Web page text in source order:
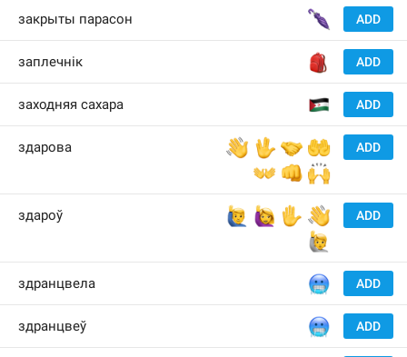
ADD
🌂
закрыты парасон
ADD
🎒
заплечнік
ADD
заходняя сахара
ADD
👋
🖖
🤝
🤲
👐
👊
🙌
здарова
ADD
🙋‍♂️
🙋‍♀️
✋
👋
🙋
здароў
ADD
🥶
здранцвела
ADD
🥶
здранцвеў